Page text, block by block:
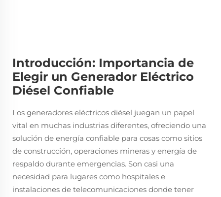
Introducción: Importancia de
Elegir un Generador Eléctrico
Diésel Confiable
Los generadores eléctricos diésel juegan un papel
vital en muchas industrias diferentes, ofreciendo una
solución de energía confiable para cosas como sitios
de construcción, operaciones mineras y energía de
respaldo durante emergencias. Son casi una
necesidad para lugares como hospitales e
instalaciones de telecomunicaciones donde tener